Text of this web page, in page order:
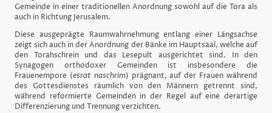
Gemeinde in einer traditionellen Anordnung sowohl auf die Tora als
auch in Richtung Jerusalem.
Diese ausgeprägte Raumwahrnehmung entlang einer Längsachse
zeigt sich auch in der Anordnung der Bänke im Hauptsaal, welche auf
den Torahschrein und das Lesepult ausgerichtet sind. In den
Synagogen orthodoxer Gemeinden ist insbesondere die
Frauenempore (esrat naschrim) prägnant, auf der Frauen während
des Gottesdienstes räumlich von den Männern getrennt sind,
während reformierte Gemeinden in der Regel auf eine derartige
Differenzierung und Trennung verzichten.